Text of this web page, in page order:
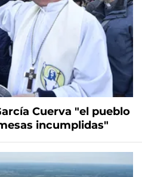
Cuerva "el pueblo
incumplidas"